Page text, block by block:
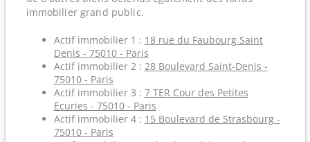
immobilier grand public.
Actif immobilier 1 : 18 rue du Faubourg Saint
Denis - 75010 - Paris
Actif immobilier 2 : 28 Boulevard Saint-Denis -
75010 - Paris
Actif immobilier 3 : 7 TER Cour des Petites
Ecuries - 75010 - Paris
Actif immobilier 4 : 15 Boulevard de Strasbourg -
75010 - Paris